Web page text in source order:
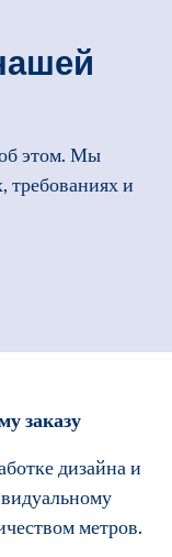
этом. Мы
требованиях и
заказу
дизайна и
метров.